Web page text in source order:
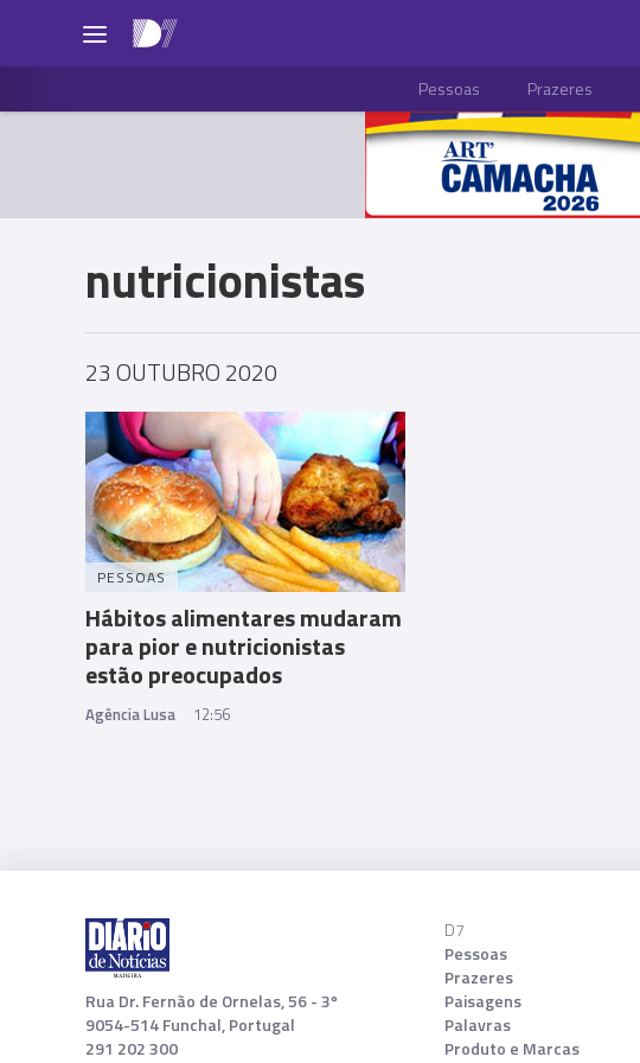
Pessoas Prazeres
nutricionistas
23 OUTUBRO 2020
PESSOAS
Hábitos alimentares mudaram
para pior e nutricionistas
estão preocupados
Agência Lusa 12:56
Rua Dr. Fernão de Ornelas, 56 - 3º
9054-514 Funchal, Portugal
291 202 300
D7
Pessoas
Prazeres
Paisagens
Palavras
Produto e Marcas